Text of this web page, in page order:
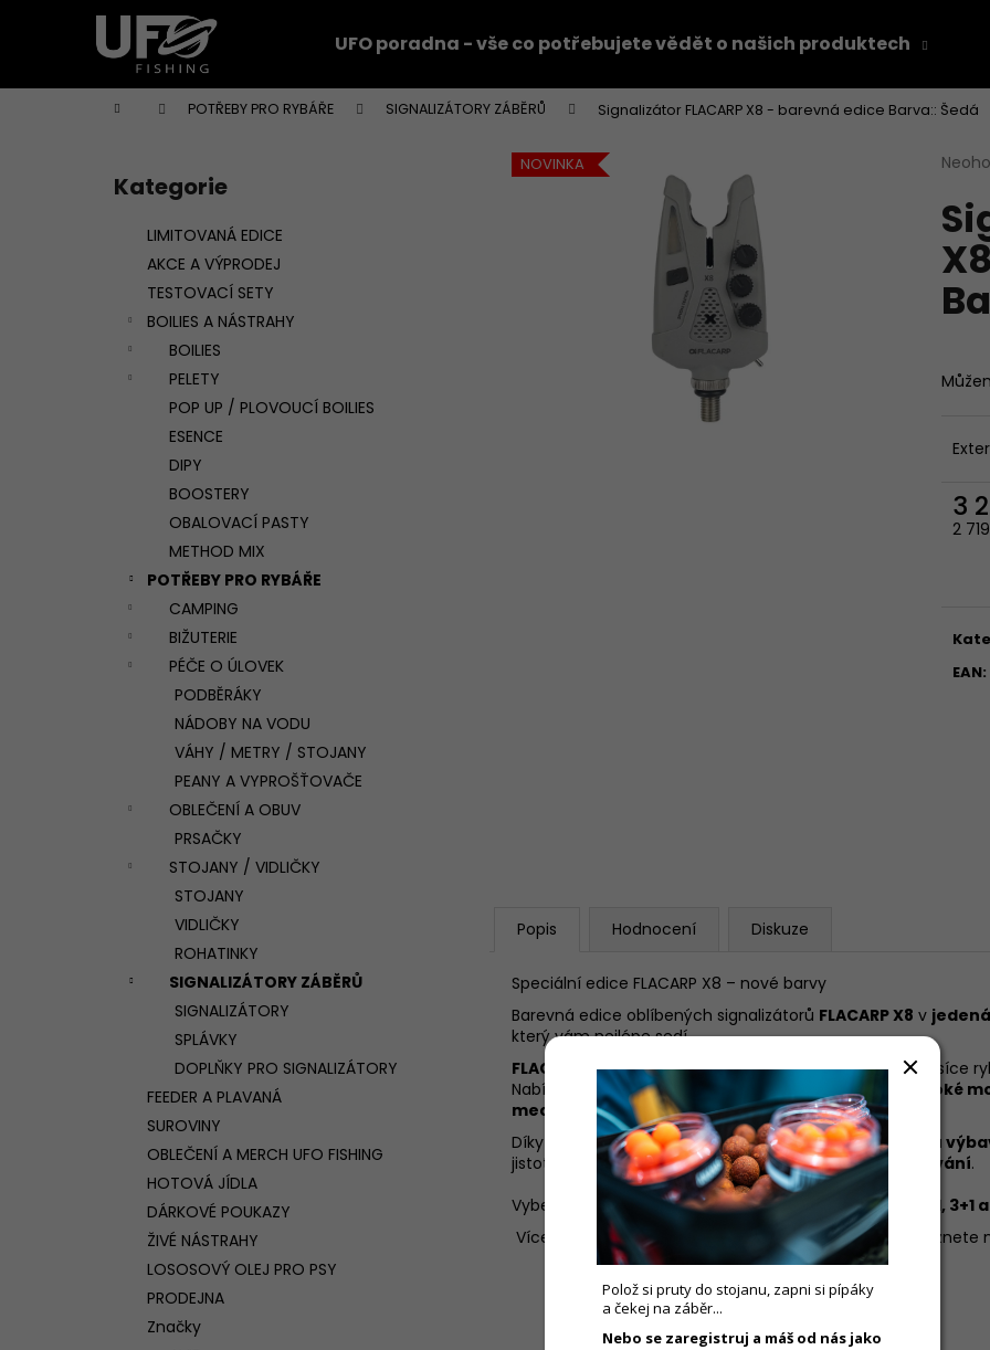
UFO poradna - vše co potřebujete vědět o našich produktech
Domů POTŘEBY PRO RYBÁŘE SIGNALIZÁTORY ZÁBĚRŮ Signalizátor FLACARP X8 - barevná edice Barva:: Šedá
Přeskočit
kategorie
Kategorie
LIMITOVANÁ EDICE
AKCE A VÝPRODEJ
TESTOVACÍ SETY
BOILIES A NÁSTRAHY
BOILIES
PELETY
POP UP / PLOVOUCÍ BOILIES
ESENCE
DIPY
BOOSTERY
OBALOVACÍ PASTY
METHOD MIX
POTŘEBY PRO RYBÁŘE
CAMPING
BIŽUTERIE
PÉČE O ÚLOVEK
PODBĚRÁKY
NÁDOBY NA VODU
VÁHY / METRY / STOJANY
PEANY A VYPROŠŤOVAČE
OBLEČENÍ A OBUV
PRSAČKY
STOJANY / VIDLIČKY
STOJANY
VIDLIČKY
ROHATINKY
SIGNALIZÁTORY ZÁBĚRŮ
SIGNALIZÁTORY
SPLÁVKY
DOPLŇKY PRO SIGNALIZÁTORY
FEEDER A PLAVANÁ
SUROVINY
OBLEČENÍ A MERCH UFO FISHING
HOTOVÁ JÍDLA
DÁRKOVÉ POUKAZY
ŽIVÉ NÁSTRAHY
LOSOSOVÝ OLEJ PRO PSY
PRODEJNA
Značky
je
0,0
z
5
3
2
EAN:
NOVINKA
Popis Hodnocení Diskuze
Speciální edice FLACARP X8 – nové barvy
Barevná edice oblíbených signalizátorů FLACARP X8 v
který vám nejlépe sedí.
FLACARP X8– spolehlivé signalizátory, které si oblíbily tisíce
Nabízí
precizní digitální snímač odvíjení vlasce široké
mechanickou odolnost.
Díky nové paletě barev můžetesladit svou rybářskou
jistotu, kterou přinášíčeská kvalita a poctivé zpracování.
Vyberte si kombinaci jaká vám sedí.
Ke každé sadě 2+1,
Více informací a kompletní technické parametry naleznete
í
Zpět
do
Zpět
do
Co potřebujete najít?
Doporučujeme
Polož si pruty do stojanu, zapni si pípáky
a čekej na záběr...
Nebo se zaregistruj a máš od nás jako